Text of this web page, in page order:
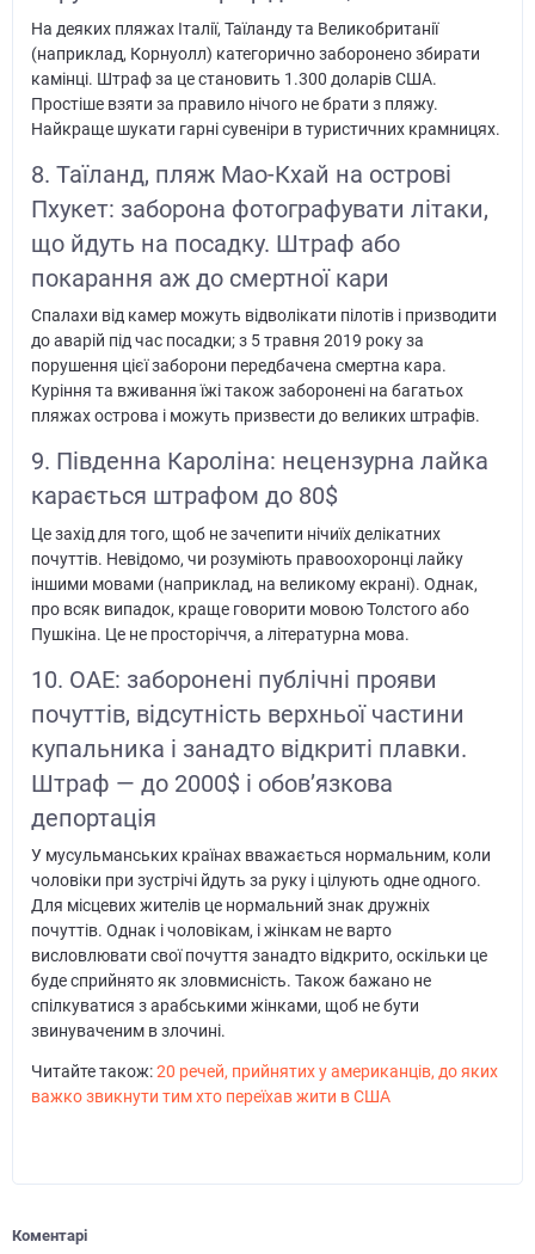
На деяких пляжах Італії, Таїланду та Великобританії
(наприклад, Корнуолл) категорично заборонено збирати
камінці. Штраф за це становить 1.300 доларів США.
Простіше взяти за правило нічого не брати з пляжу.
Найкраще шукати гарні сувеніри в туристичних крамницях.
8. Таїланд, пляж Мао-Кхай на острові
Пхукет: заборона фотографувати літаки,
що йдуть на посадку. Штраф або
покарання аж до смертної кари
Спалахи від камер можуть відволікати пілотів і призводити
до аварій під час посадки; з 5 травня 2019 року за
порушення цієї заборони передбачена смертна кара.
Куріння та вживання їжі також заборонені на багатьох
пляжах острова і можуть призвести до великих штрафів.
9. Південна Кароліна: нецензурна лайка
карається штрафом до 80$
Це захід для того, щоб не зачепити нічиїх делікатних
почуттів. Невідомо, чи розуміють правоохоронці лайку
іншими мовами (наприклад, на великому екрані). Однак,
про всяк випадок, краще говорити мовою Толстого або
Пушкіна. Це не просторіччя, а літературна мова.
10. ОАЕ: заборонені публічні прояви
почуттів, відсутність верхньої частини
купальника і занадто відкриті плавки.
Штраф — до 2000$ і обов’язкова
депортація
У мусульманських країнах вважається нормальним, коли
чоловіки при зустрічі йдуть за руку і цілують одне одного.
Для місцевих жителів це нормальний знак дружніх
почуттів. Однак і чоловікам, і жінкам не варто
висловлювати свої почуття занадто відкрито, оскільки це
буде сприйнято як зловмисність. Також бажано не
спілкуватися з арабськими жінками, щоб не бути
звинуваченим в злочині.
Читайте також:20 речей, прийнятих у американців, до яких
важко звикнути тим хто переїхав жити в США
Коментарі